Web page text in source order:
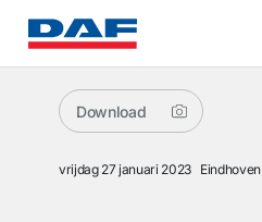
Download
vrijdag 27 januari 2023 Eindhoven